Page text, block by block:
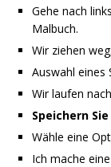
Gehe nach
Malbuch.
Wir ziehen
Auswahl eines
Wir laufen
Speichern
Wähle eine
Ich mache